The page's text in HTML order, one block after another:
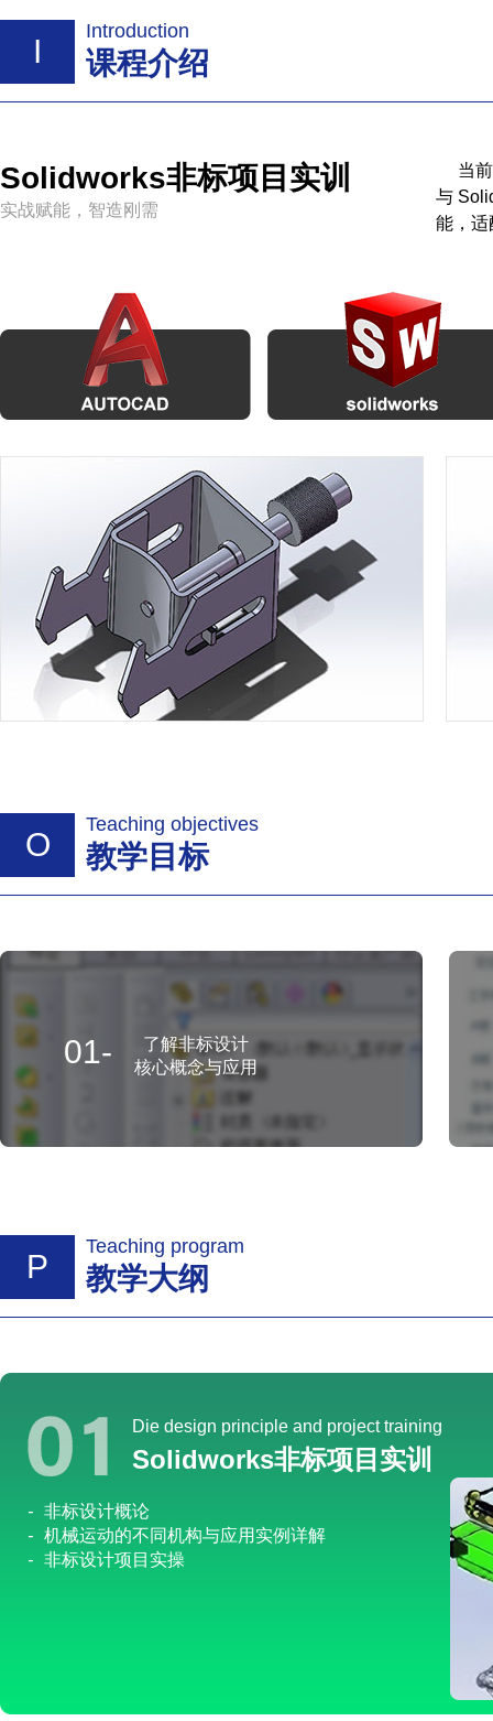
I
Introduction
课程介绍
Solidworks非标项目实训
实战赋能，智造刚需
当
与
能，适
O
Teaching objectives
教学目标
01-
了解非标设计
核心概念与应用
P
Teaching program
教学大纲
Die design principle and project training
Solidworks非标项目实训
- 非标设计概论
- 机械运动的不同机构与应用实例详解
- 非标设计项目实操